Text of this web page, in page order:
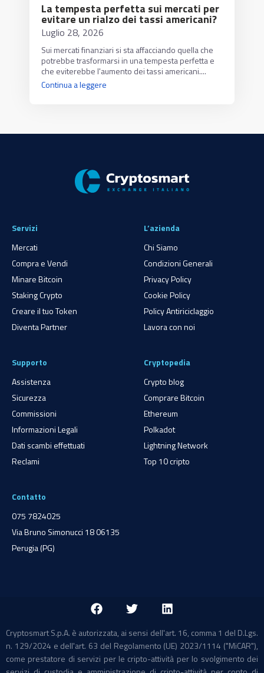
La tempesta perfetta sui mercati per
evitare un rialzo dei tassi americani?
Luglio 28, 2026
Sui mercati finanziari si sta affacciando quella che
potrebbe trasformarsi in una tempesta perfetta e
che eviterebbe l'aumento dei tassi americani....
Continua a leggere
Servizi
Mercati
Compra e Vendi
Minare Bitcoin
Staking Crypto
Creare il tuo Token
Diventa Partner
L’azienda
Chi Siamo
Condizioni Generali
Privacy Policy
Cookie Policy
Policy Antiriciclaggio
Lavora con noi
Supporto
Assistenza
Sicurezza
Commissioni
Informazioni Legali
Dati scambi effettuati
Reclami
Cryptopedia
Crypto blog
Comprare Bitcoin
Ethereum
Polkadot
Lightning Network
Top 10 cripto
Contatto
075 7824025
Via Bruno Simonucci 18 06135
Perugia (PG)
Cryptosmart S.p.A. è autorizzata, ai sensi dell'art. 16, comma 1 del D.Lgs.
n. 129/2024 e dell'art. 63 del Regolamento (UE) 2023/1114 ("MiCAR"),
come prestatore di servizi per le cripto-attività per lo svolgimento dei